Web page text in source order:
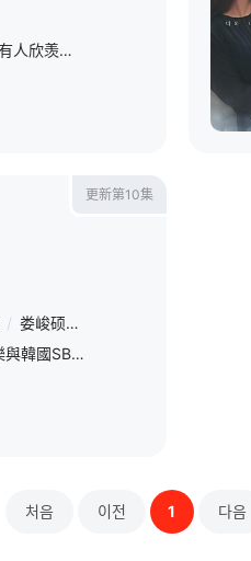
经营太阳集团的崔氏家族，拥有让所有人欣羡不已的泼天财富，而海外求学归来的崔氏长子崔江洲（李弘基 饰）更成为眼中只认钱的女子们渴望攀附的钻石王老五。崔计划与女友张依京（杨真诚 饰）完婚，但是依京不愿按照
更新第10集
/ 娄峻硕 /
全球男團選秀「SCOOL」，天空娛樂與韓國SBS Medianet跨海結盟合作共同製播。MC由SUPER JUNIOR 利特擔任。導師陣容由SUPER JUNIOR銀赫、羅志祥、FTIsland李洪基
처음 이전 1 다음